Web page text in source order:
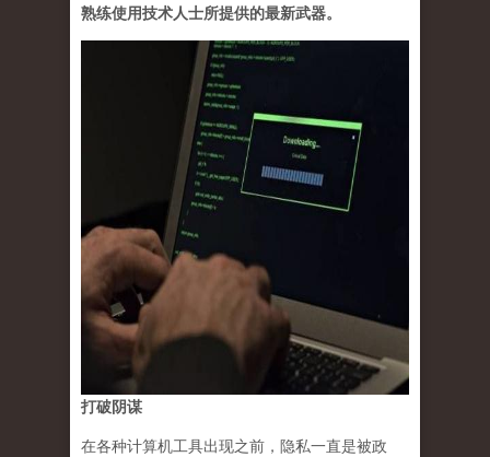
熟练使用技术人士所提供的最新武器。
打破阴谋
在各种计算机工具出现之前，隐私一直是被政